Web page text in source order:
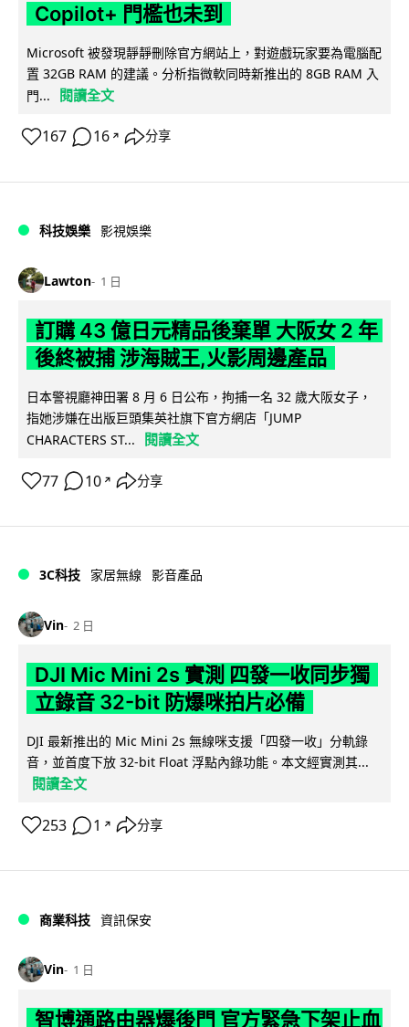
Copilot+ 門檻也未到
Microsoft 被發現靜靜刪除官方網站上，對遊戲玩家要為電腦配
置 32GB RAM 的建議。分析指微軟同時新推出的 8GB RAM 入
門...
閱讀全文
167 16 ↗ 分享
科技娛樂 影視娛樂
Lawton 1 日
訂購 43 億日元精品後棄單 大阪女 2 年
後終被捕 涉海賊王,火影周邊產品
日本警視廳神田署 8 月 6 日公布，拘捕一名 32 歲大阪女子，
指她涉嫌在出版巨頭集英社旗下官方網店「JUMP
CHARACTERS ST...
閱讀全文
77 10 ↗ 分享
3C科技 家居無線 影音產品
Vin 2 日
DJI Mic Mini 2s 實測 四發一收同步獨
立錄音 32-bit 防爆咪拍片必備
DJI 最新推出的 Mic Mini 2s 無線咪支援「四發一收」分軌錄
音，並首度下放 32-bit Float 浮點內錄功能。本文經實測其...
閱讀全文
253 1 ↗ 分享
商業科技 資訊保安
Vin 1 日
智博通路由器爆後門 官方緊急下架止血